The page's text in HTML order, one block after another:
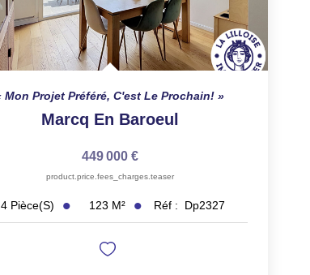
Mon Projet Préféré, C'est Le Prochain!
Marcq En Baroeul
449 000 €
product.price.fees_charges.teaser
4 Pièce(s) 123 M² Réf : Dp2327